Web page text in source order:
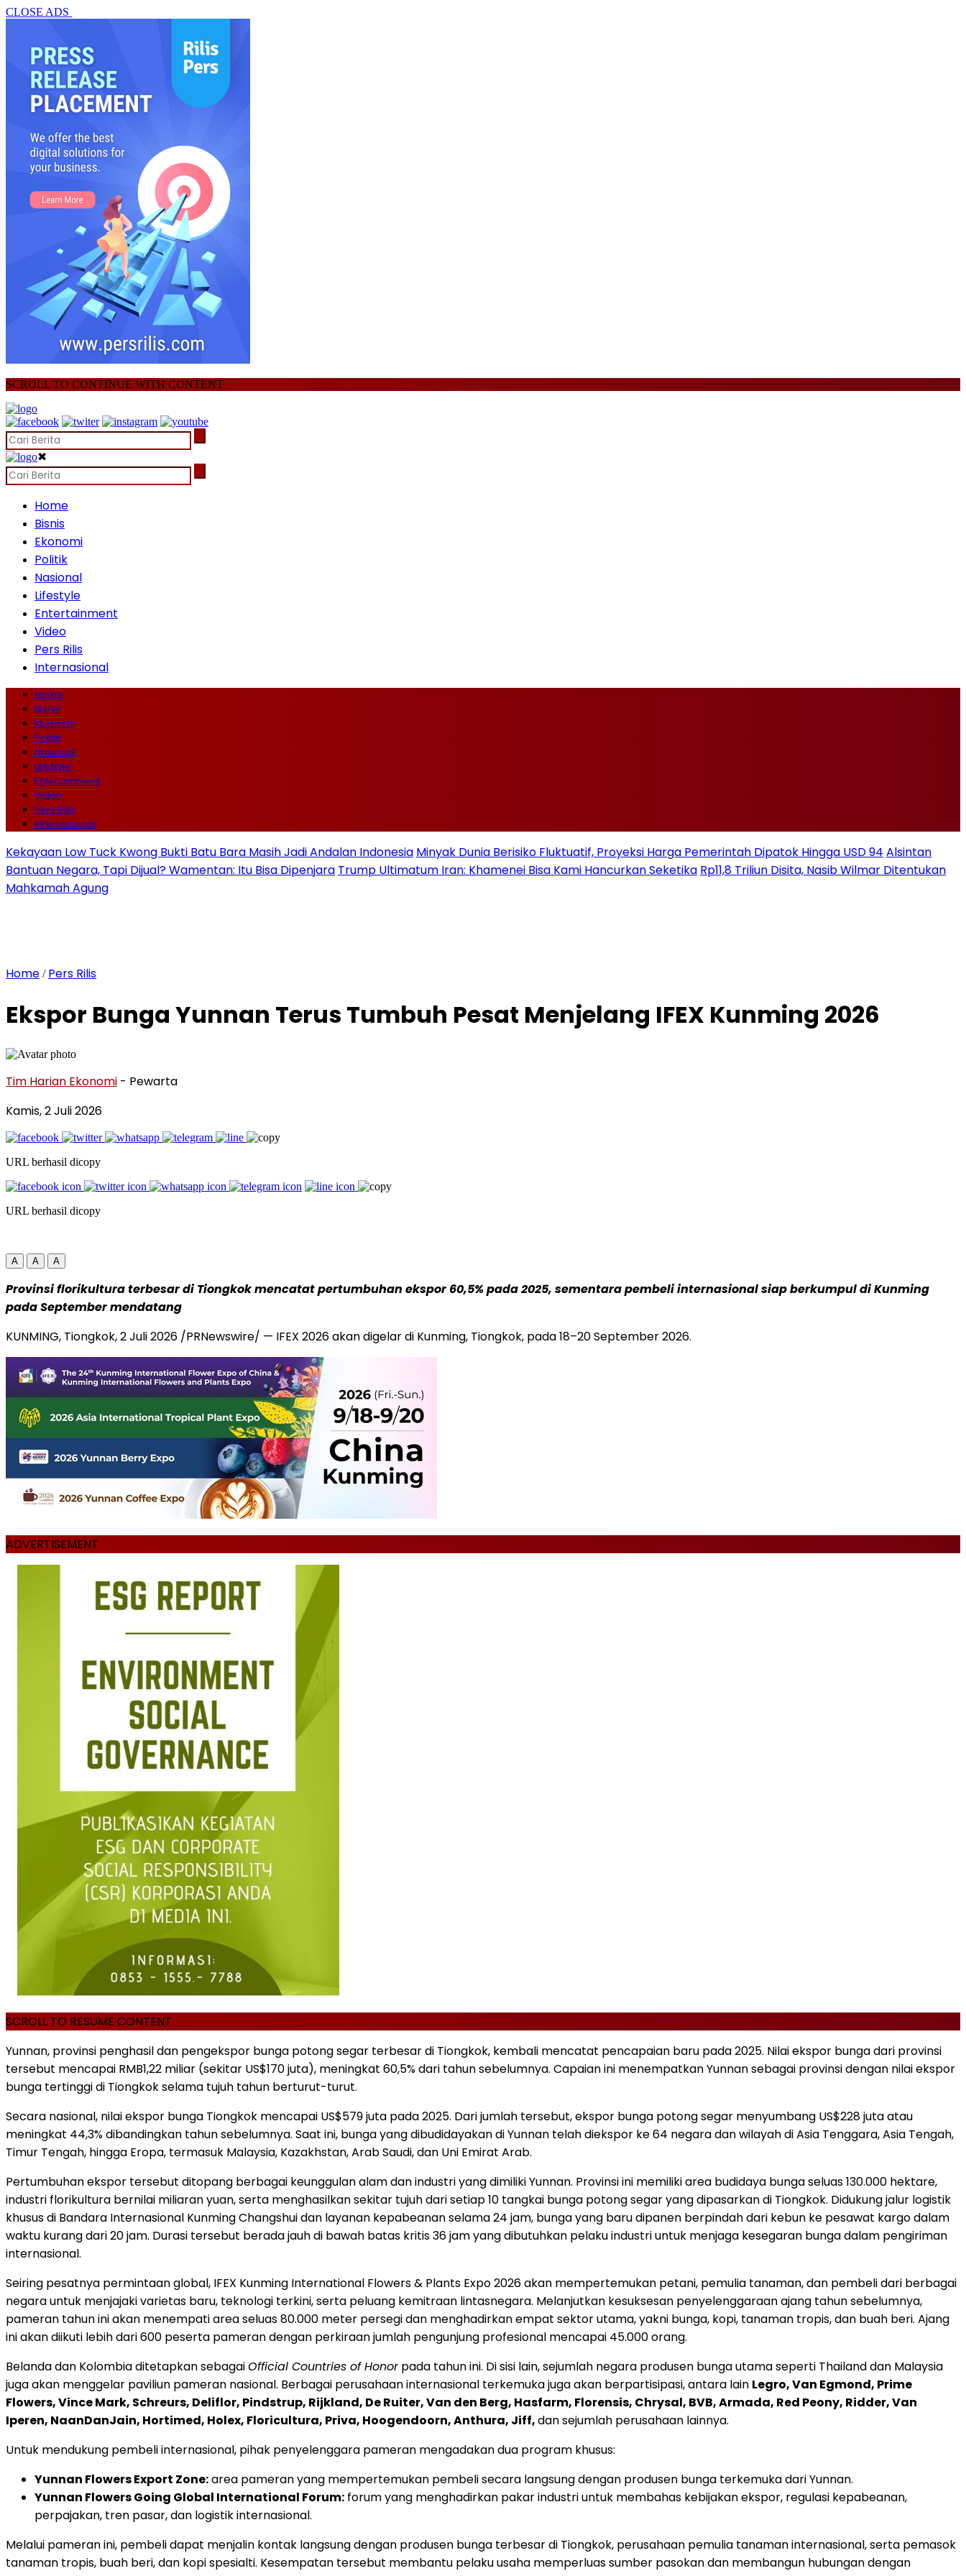
CLOSE ADS
SCROLL TO CONTINUE WITH CONTENT
✖
Home
Bisnis
Ekonomi
Politik
Nasional
Lifestyle
Entertainment
Video
Pers Rilis
Internasional
Home
Bisnis
Ekonomi
Politik
Nasional
Lifestyle
Entertainment
Video
Pers Rilis
Internasional
Kekayaan Low Tuck Kwong Bukti Batu Bara Masih Jadi Andalan Indonesia Minyak Dunia Berisiko Fluktuatif, Proyeksi Harga Pemerintah Dipatok Hingga USD 94 Alsintan
Bantuan Negara, Tapi Dijual? Wamentan: Itu Bisa Dipenjara Trump Ultimatum Iran: Khamenei Bisa Kami Hancurkan Seketika Rp11,8 Triliun Disita, Nasib Wilmar Ditentukan
Mahkamah Agung
Home / Pers Rilis
Ekspor Bunga Yunnan Terus Tumbuh Pesat Menjelang IFEX Kunming 2026
Tim Harian Ekonomi - Pewarta
Kamis, 2 Juli 2026
URL berhasil dicopy
URL berhasil dicopy
A A A
Provinsi florikultura terbesar di Tiongkok mencatat pertumbuhan ekspor 60,5% pada 2025, sementara pembeli internasional siap berkumpul di Kunming
pada September mendatang
KUNMING, Tiongkok,2 Juli 2026 /PRNewswire/ — IFEX 2026 akan digelar di Kunming, Tiongkok, pada 18–20 September 2026.
ADVERTISEMENT
SCROLL TO RESUME CONTENT
Yunnan, provinsi penghasil dan pengekspor bunga potong segar terbesar di Tiongkok, kembali mencatat pencapaian baru pada 2025. Nilai ekspor bunga dari provinsi
tersebut mencapai RMB1,22 miliar (sekitar US$170 juta), meningkat 60,5% dari tahun sebelumnya. Capaian ini menempatkan Yunnan sebagai provinsi dengan nilai ekspor
bunga tertinggi di Tiongkok selama tujuh tahun berturut-turut.
Secara nasional, nilai ekspor bunga Tiongkok mencapai US$579 juta pada 2025. Dari jumlah tersebut, ekspor bunga potong segar menyumbang US$228 juta atau
meningkat 44,3% dibandingkan tahun sebelumnya. Saat ini, bunga yang dibudidayakan di Yunnan telah diekspor ke 64 negara dan wilayah di Asia Tenggara, Asia Tengah,
Timur Tengah, hingga Eropa, termasuk Malaysia, Kazakhstan, Arab Saudi, dan Uni Emirat Arab.
Pertumbuhan ekspor tersebut ditopang berbagai keunggulan alam dan industri yang dimiliki Yunnan. Provinsi ini memiliki area budidaya bunga seluas 130.000 hektare,
industri florikultura bernilai miliaran yuan, serta menghasilkan sekitar tujuh dari setiap 10 tangkai bunga potong segar yang dipasarkan di Tiongkok. Didukung jalur logistik
khusus di Bandara Internasional Kunming Changshui dan layanan kepabeanan selama 24 jam, bunga yang baru dipanen berpindah dari kebun ke pesawat kargo dalam
waktu kurang dari 20 jam. Durasi tersebut berada jauh di bawah batas kritis 36 jam yang dibutuhkan pelaku industri untuk menjaga kesegaran bunga dalam pengiriman
internasional.
Seiring pesatnya permintaan global, IFEX Kunming International Flowers & Plants Expo 2026 akan mempertemukan petani, pemulia tanaman, dan pembeli dari berbagai
negara untuk menjajaki varietas baru, teknologi terkini, serta peluang kemitraan lintasnegara. Melanjutkan kesuksesan penyelenggaraan ajang tahun sebelumnya,
pameran tahun ini akan menempati area seluas 80.000 meter persegi dan menghadirkan empat sektor utama, yakni bunga, kopi, tanaman tropis, dan buah beri. Ajang
ini akan diikuti lebih dari 600 peserta pameran dengan perkiraan jumlah pengunjung profesional mencapai 45.000 orang.
Belanda dan Kolombia ditetapkan sebagaiOfficial Countries of Honorpada tahun ini. Di sisi lain, sejumlah negara produsen bunga utama seperti Thailand dan Malaysia
juga akan menggelar paviliun pameran nasional. Berbagai perusahaan internasional terkemuka juga akan berpartisipasi, antara lain Legro, Van Egmond, Prime
Flowers, Vince Mark, Schreurs, Deliflor, Pindstrup, Rijkland, De Ruiter, Van den Berg, Hasfarm, Florensis, Chrysal, BVB, Armada, Red Peony, Ridder, Van
Iperen, NaanDanJain, Hortimed, Holex, Floricultura, Priva, Hoogendoorn, Anthura, Jiff,dan sejumlah perusahaan lainnya.
Untuk mendukung pembeli internasional, pihak penyelenggara pameran mengadakan dua program khusus:
Yunnan Flowers Export Zone:area pameran yang mempertemukan pembeli secara langsung dengan produsen bunga terkemuka dari Yunnan.
Yunnan Flowers Going Global International Forum: forum yang menghadirkan pakar industri untuk membahas kebijakan ekspor, regulasi kepabeanan,
perpajakan, tren pasar, dan logistik internasional.
Melalui pameran ini, pembeli dapat menjalin kontak langsung dengan produsen bunga terbesar di Tiongkok, perusahaan pemulia tanaman internasional, serta pemasok
tanaman tropis, buah beri, dan kopi spesialti. Kesempatan tersebut membantu pelaku usaha memperluas sumber pasokan dan membangun hubungan dengan